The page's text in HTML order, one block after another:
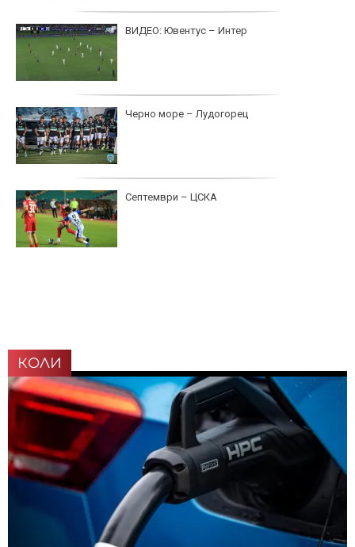
ВИДЕО: Ювентус – Интер
Черно море – Лудогорец
Септември – ЦСКА
КОЛИ